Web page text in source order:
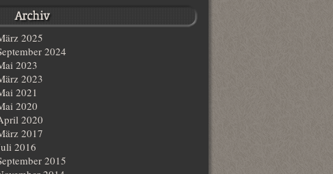
2025
2024
2023
2023
2021
2020
2020
2017
2016
2015